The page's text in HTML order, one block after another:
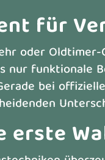
für
oder
funktionale
bei
erste